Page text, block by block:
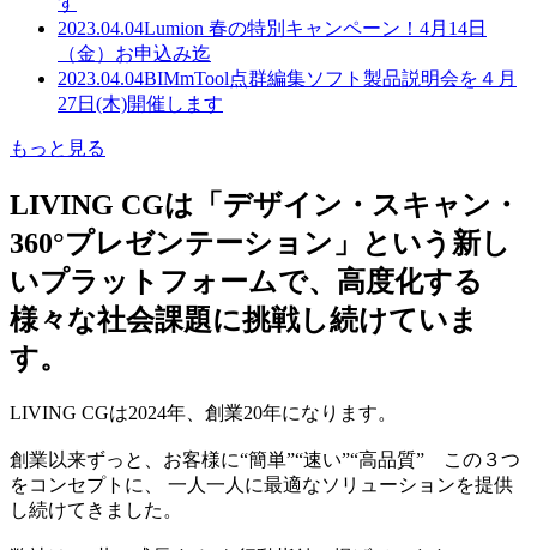
2023.04.04Lumion 春の特別キャンペーン！4月14日
（金）お申込み迄
2023.04.04BIMmTool点群編集ソフト製品説明会を４月
27日(木)開催します
もっと見る
LIVING CGは「デザイン・スキャン・
360°プレゼンテーション」という新し
いプラットフォームで、高度化する
様々な社会課題に挑戦し続けていま
す。
LIVING CGは2024年、創業20年になります。
創業以来ずっと、お客様に“簡単”“速い”“高品質” この３つ
をコンセプトに、 一人一人に最適なソリューションを提供
し続けてきました。